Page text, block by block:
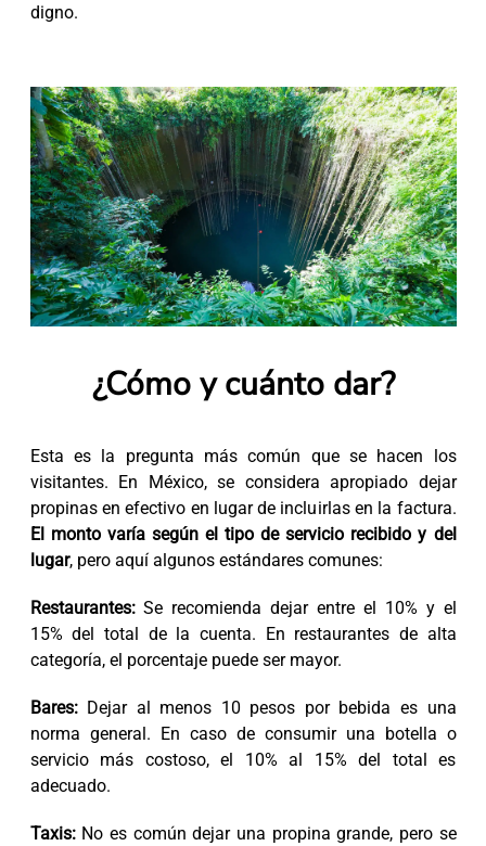
digno.
¿Cómo y cuánto dar?
Esta es la pregunta más común que se hacen los
visitantes. En México, se considera apropiado dejar
propinas en efectivo en lugar de incluirlas en la factura.
El monto varía según el tipo de servicio recibido y del
lugar, pero aquí algunos estándares comunes:
Restaurantes:Se recomienda dejar entre el 10% y el
15% del total de la cuenta. En restaurantes de alta
categoría, el porcentaje puede ser mayor.
Bares:Dejar al menos 10 pesos por bebida es una
norma general. En caso de consumir una botella o
servicio más costoso, el 10% al 15% del total es
adecuado.
Taxis:No es común dejar una propina grande, pero se